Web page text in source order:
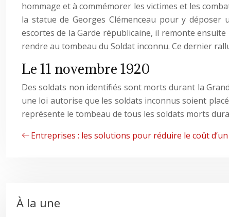
hommage et à commémorer les victimes et les
la statue de Georges Clémenceau pour y
escortes de la Garde républicaine, il remonte
rendre au tombeau du Soldat inconnu. Ce dernier
Le 11 novembre 1920
Des soldats non identifiés sont morts durant la
une loi autorise que les soldats inconnus soient
représente le tombeau de tous les soldats morts
Entreprises : les solutions pour réduire le coût
À la une